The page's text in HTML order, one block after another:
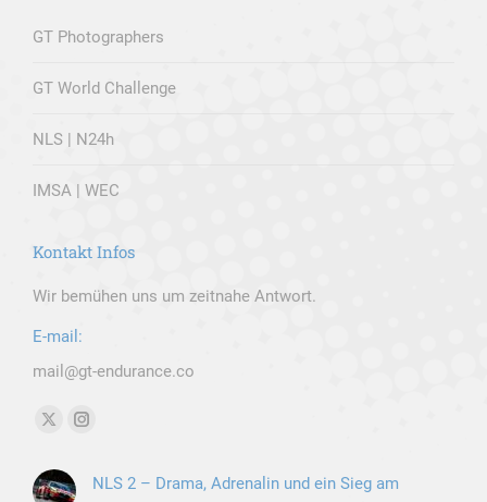
GT Photographers
GT World Challenge
NLS | N24h
IMSA | WEC
Kontakt Infos
Wir bemühen uns um zeitnahe Antwort.
E-mail:
mail@gt-endurance.co
Finden Sie uns auf:
X
opens
Instagram
opens
NLS 2 – Drama, Adrenalin und ein Sieg am